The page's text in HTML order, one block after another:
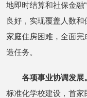
地即时结算和社保金融
良好，实现覆盖人数和
家庭住房困难，全面
造任务。
各项事业协调发展
标准化学校建设，首